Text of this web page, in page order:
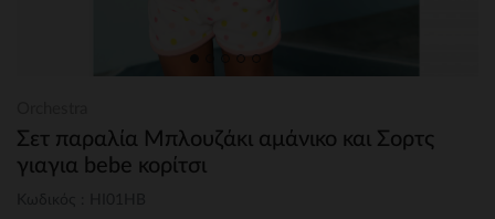
Σετ παραλία Μπλουζάκι αμάνικο και Σορτς
γιαγια bebe κορίτσι